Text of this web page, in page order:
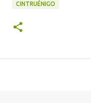
CINTRUÉNIGO